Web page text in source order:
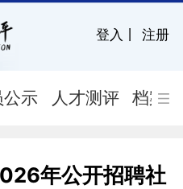
登入 丨注册
公示 人才测评 档案
年公开招聘社